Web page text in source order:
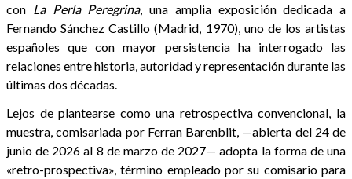
con La Perla Peregrina, una amplia exposición dedicada a
Fernando Sánchez Castillo (Madrid, 1970), uno de los artistas
españoles que con mayor persistencia ha interrogado las
relaciones entre historia, autoridad y representación durante las
últimas dos décadas.
Lejos de plantearse como una retrospectiva convencional, la
muestra, comisariada por Ferran Barenblit, —abierta del 24 de
junio de 2026 al 8 de marzo de 2027— adopta la forma de una
«retro-prospectiva», término empleado por su comisario para